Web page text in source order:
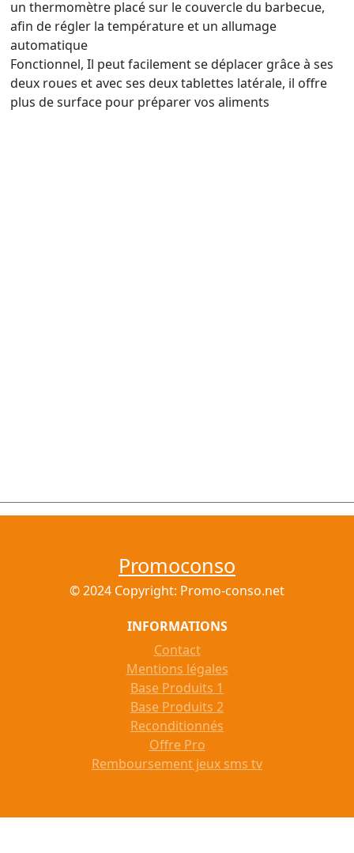
un thermomètre placé sur le couvercle du barbecue,
afin de régler la température et un allumage
automatique
Fonctionnel, Il peut facilement se déplacer grâce à ses
deux roues et avec ses deux tablettes latérale, il offre
plus de surface pour préparer vos aliments
Promoconso
© 2024 Copyright: Promo-conso.net
INFORMATIONS
Contact
Mentions légales
Base Produits 1
Base Produits 2
Reconditionnés
Offre Pro
Remboursement jeux sms tv